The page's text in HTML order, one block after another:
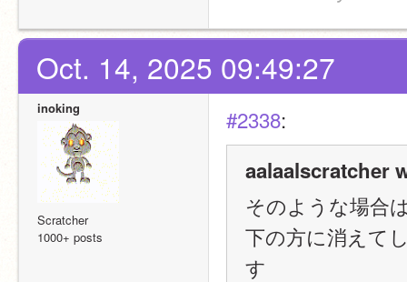
Oct. 14, 2025 09:49:27
inoking
Scratcher
1000+ posts
#2338:
aalaalscratcher
そのような場合
下の方に消えて
す